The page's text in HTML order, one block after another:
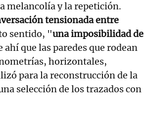
melancolía y la repetición.
tensionada entre
sentido, "una imposibilidad de
ahí que las paredes que rodean
horizontales,
para la reconstrucción de la
selección de los trazados con